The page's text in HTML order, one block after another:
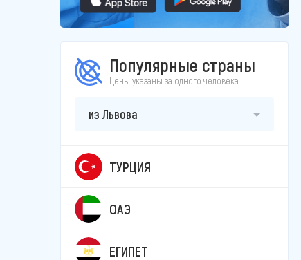
Популярные страны
Цены указаны за одного человека
из Львова
ТУРЦИЯ
ОАЭ
ЕГИПЕТ